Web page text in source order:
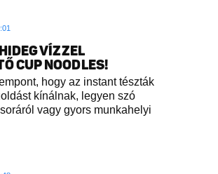
VÍZZEL
CUP NOODLES!
hogy az instant tészták
kínálnak, legyen szó
vagy gyors munkahelyi